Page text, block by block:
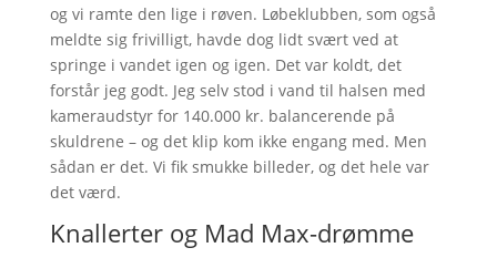
og vi ramte den lige i røven. Løbeklubben, som også
meldte sig frivilligt, havde dog lidt svært ved at
springe i vandet igen og igen. Det var koldt, det
forstår jeg godt. Jeg selv stod i vand til halsen med
kameraudstyr for 140.000 kr. balancerende på
skuldrene – og det klip kom ikke engang med. Men
sådan er det. Vi fik smukke billeder, og det hele var
det værd.
Knallerter og Mad Max-drømme